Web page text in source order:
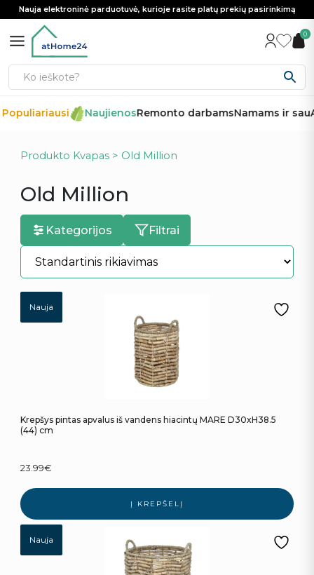
Nauja elektroninė parduotuvė, kurioje rasite platų prekių pasirinkimą
0
NaujienosRemonto darbamsNamams ir sau
Produkto Kvapas > Old Million
Old Million
Kategorijos Filtrai
Nauja
Krepšys pintas apvalus iš vandens hiacintų MARE D30xH38.5
(44) cm
23.99€
Į KREPŠELĮ
Nauja